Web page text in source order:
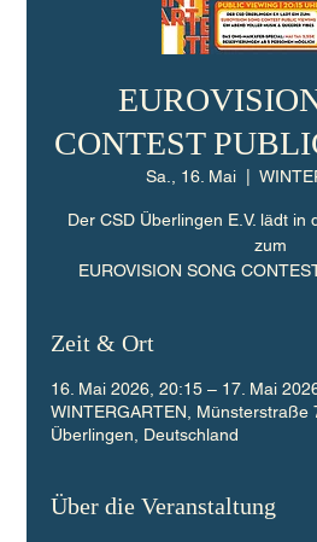
CONTEST
Sa., 16. Mai
  |
Der CSD Überlingen E.V. lädt in
zum
EUROVISION SONG
Zeit & Ort
16. Mai 2026, 20:15 – 17. Mai
WINTERGARTEN, Münsterstraße
Überlingen, Deutschland
Über die Veranstaltung